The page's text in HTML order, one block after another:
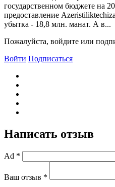
государственном бюджете на
предоставление
убытка - 18,8 млн. манат. А в...
Пожалуйста, войдите или
Войти Подписаться
Написать отзыв
Ad *
Ваш отзыв *